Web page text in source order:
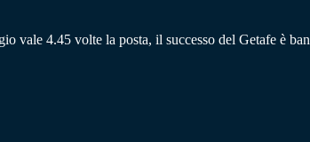
vale 4.45 volte la posta, il successo del Getafe è